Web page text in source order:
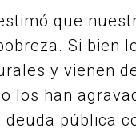
que
Si bien
y vienen
los han
pública